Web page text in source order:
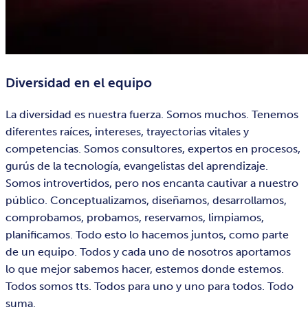
Diversidad en el equipo
La diversidad es nuestra fuerza. Somos muchos. Tenemos
diferentes raíces, intereses, trayectorias vitales y
competencias. Somos consultores, expertos en procesos,
gurús de la tecnología, evangelistas del aprendizaje.
Somos introvertidos, pero nos encanta cautivar a nuestro
público. Conceptualizamos, diseñamos, desarrollamos,
comprobamos, probamos, reservamos, limpiamos,
planificamos. Todo esto lo hacemos juntos, como parte
de un equipo. Todos y cada uno de nosotros aportamos
lo que mejor sabemos hacer, estemos donde estemos.
Todos somos tts. Todos para uno y uno para todos. Todo
suma.